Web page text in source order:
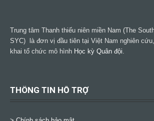
Trung tâm Thanh thiếu niên miền Nam (The
SYC) là đơn vị đầu tiên tại Việt Nam nghiên
khai tổ chức mô hình Học kỳ Quân đội.
THÔNG TIN HỖ TRỢ